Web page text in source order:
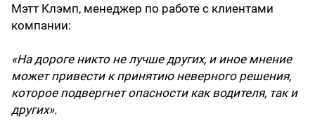
Мэтт Клэмп, менеджер по работе с клиентами
компании:
«На дороге никто не лучше других, и иное мнение
может привести к принятию неверного решения,
которое подвергнет опасности как водителя, так и
других».